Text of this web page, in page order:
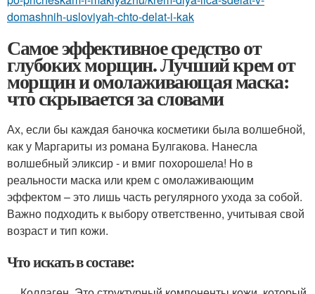
domashnih-usloviyah-chto-delat-i-kak
Самое эффективное средство от
глубоких морщин. Лучший крем от
морщин и омолаживающая маска:
что скрывается за словами
Ах, если бы каждая баночка косметики была волшебной,
как у Маргариты из романа Булгакова. Нанесла
волшебный эликсир - и вмиг похорошела! Но в
реальности маска или крем с омолаживающим
эффектом – это лишь часть регулярного ухода за собой.
Важно подходить к выбору ответственно, учитывая свой
возраст и тип кожи.
Что искать в составе: